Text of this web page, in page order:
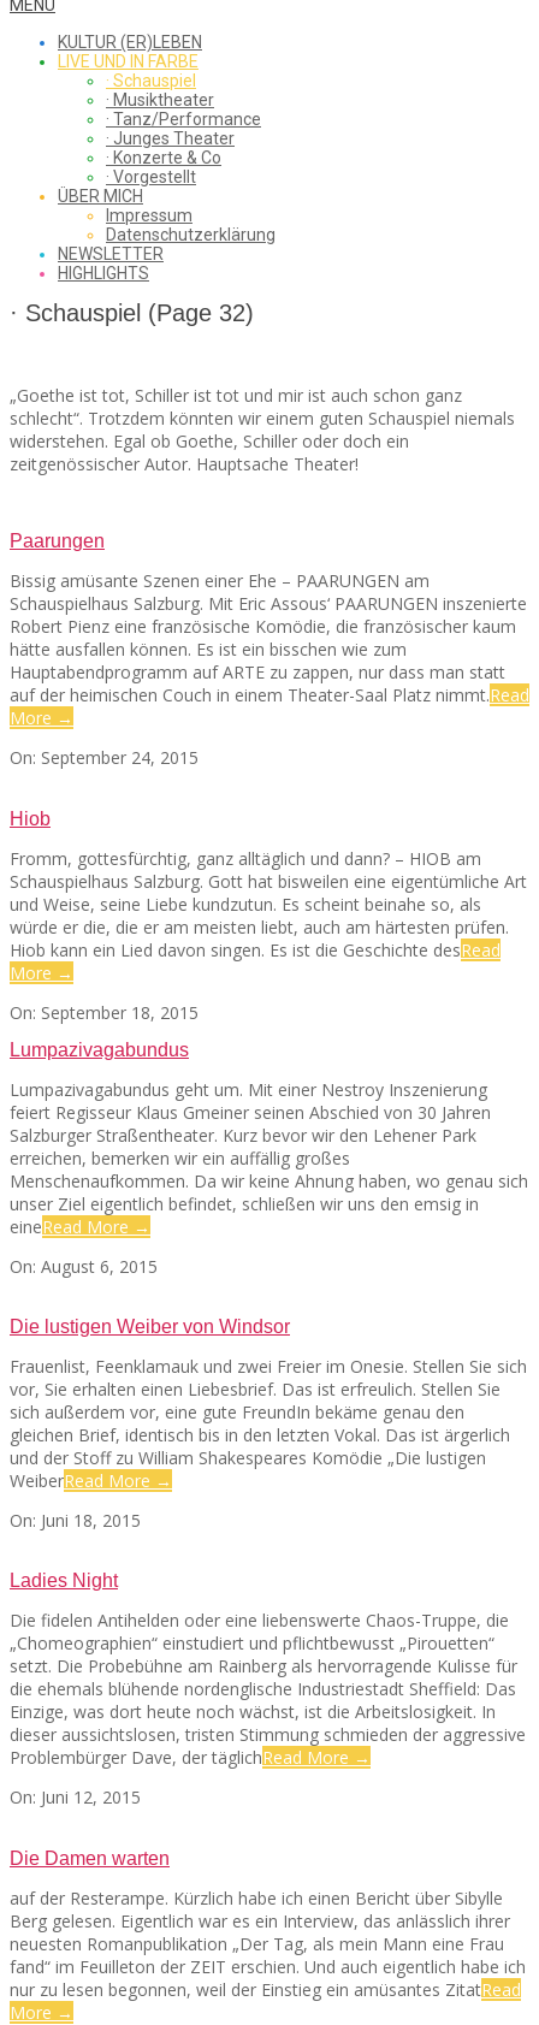
WHAT
SAW
FROM
THE
CHEAP
SEATS
Menu
MENU
KULTUR (ER)LEBEN
LIVE UND IN FARBE
· Schauspiel
· Musiktheater
· Tanz/Performance
· Junges Theater
· Konzerte & Co
· Vorgestellt
ÜBER MICH
Impressum
Datenschutzerklärung
NEWSLETTER
HIGHLIGHTS
· Schauspiel (Page 32)
„Goethe ist tot, Schiller ist tot und mir ist auch schon ganz
schlecht“. Trotzdem könnten wir einem guten Schauspiel niemals
widerstehen. Egal ob Goethe, Schiller oder doch ein
zeitgenössischer Autor. Hauptsache Theater!
Paarungen
Bissig amüsante Szenen einer Ehe – PAARUNGEN am
Schauspielhaus Salzburg. Mit Eric Assous‘ PAARUNGEN inszenierte
Robert Pienz eine französische Komödie, die französischer kaum
hätte ausfallen können. Es ist ein bisschen wie zum
Hauptabendprogramm auf ARTE zu zappen, nur dass man statt
auf der heimischen Couch in einem Theater-Saal Platz nimmt.Read
More →
2015-
On: September 24, 2015
Hiob
Fromm, gottesfürchtig, ganz alltäglich und dann? – HIOB am
Schauspielhaus Salzburg. Gott hat bisweilen eine eigentümliche Art
und Weise, seine Liebe kundzutun. Es scheint beinahe so, als
würde er die, die er am meisten liebt, auch am härtesten prüfen.
Hiob kann ein Lied davon singen. Es ist die Geschichte desRead
More →
2015-
18
On: September 18, 2015
Lumpazivagabundus
Lumpazivagabundus geht um. Mit einer Nestroy Inszenierung
feiert Regisseur Klaus Gmeiner seinen Abschied von 30 Jahren
Salzburger Straßentheater. Kurz bevor wir den Lehener Park
erreichen, bemerken wir ein auffällig großes
Menschenaufkommen. Da wir keine Ahnung haben, wo genau sich
unser Ziel eigentlich befindet, schließen wir uns den emsig in
eineRead More →
2015-
On: August 6, 2015
Die lustigen Weiber von Windsor
Frauenlist, Feenklamauk und zwei Freier im Onesie. Stellen Sie sich
vor, Sie erhalten einen Liebesbrief. Das ist erfreulich. Stellen Sie
sich außerdem vor, eine gute FreundIn bekäme genau den
gleichen Brief, identisch bis in den letzten Vokal. Das ist ärgerlich
und der Stoff zu William Shakespeares Komödie „Die lustigen
WeiberRead More →
2015-
On: Juni 18, 2015
Ladies Night
Die fidelen Antihelden oder eine liebenswerte Chaos-Truppe, die
„Chomeographien“ einstudiert und pflichtbewusst „Pirouetten“
setzt. Die Probebühne am Rainberg als hervorragende Kulisse für
die ehemals blühende nordenglische Industriestadt Sheffield: Das
Einzige, was dort heute noch wächst, ist die Arbeitslosigkeit. In
dieser aussichtslosen, tristen Stimmung schmieden der aggressive
Problembürger Dave, der täglichRead More →
2015-
On: Juni 12, 2015
Die Damen warten
auf der Resterampe. Kürzlich habe ich einen Bericht über Sibylle
Berg gelesen. Eigentlich war es ein Interview, das anlässlich ihrer
neuesten Romanpublikation „Der Tag, als mein Mann eine Frau
fand“ im Feuilleton der ZEIT erschien. Und auch eigentlich habe ich
nur zu lesen begonnen, weil der Einstieg ein amüsantes ZitatRead
More →